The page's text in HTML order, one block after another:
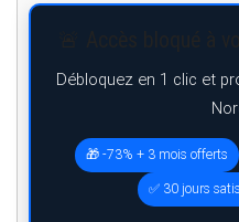
Débloquez en 1 clic et
🎁 -73% + 3 mois offerts
✅ 30 jours